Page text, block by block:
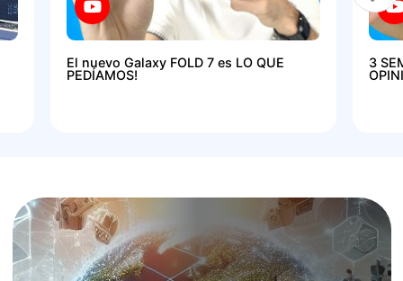
El nuevo Galaxy FOLD 7 es LO QUE
PEDÍAMOS!
3